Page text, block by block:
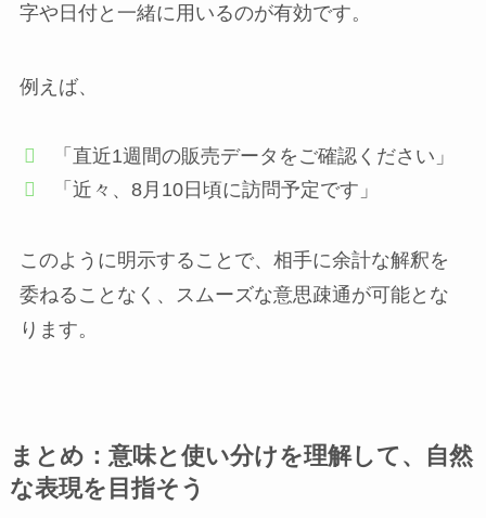
字や日付と一緒に用いるのが有効です。
例えば、
「直近1週間の販売データをご確認ください」
「近々、8月10日頃に訪問予定です」
このように明示することで、相手に余計な解釈を
委ねることなく、スムーズな意思疎通が可能とな
ります。
まとめ：意味と使い分けを理解して、自然
な表現を目指そう